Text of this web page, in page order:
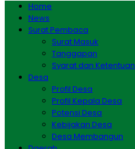
Home
News
Surat Pembaca
Surat Masuk
Tanggapan
Syarat dan Ketentuan
Desa
Profil Desa
Profil Kepala Desa
Potensi Desa
Kebijakan Desa
Desa Membangun